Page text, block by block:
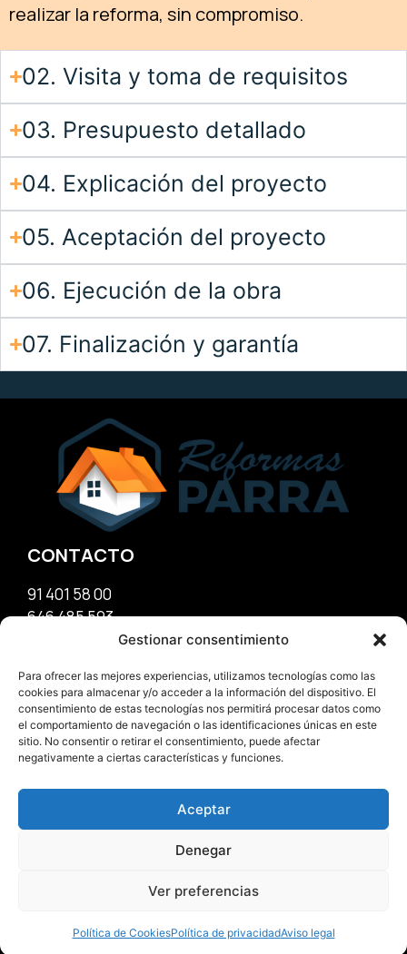
Gestionar consentimiento
Para ofrecer las mejores experiencias, utilizamos tecnologías como las
cookies para almacenar y/o acceder a la información del dispositivo. El
consentimiento de estas tecnologías nos permitirá procesar datos como
el comportamiento de navegación o las identificaciones únicas en este
sitio. No consentir o retirar el consentimiento, puede afectar
negativamente a ciertas características y funciones.
Aceptar
Denegar
Ver preferencias
Política de CookiesPolítica de privacidadAviso legal
realizar la reforma, sin compromiso.
02. Visita y toma de requisitos
03. Presupuesto detallado
04. Explicación del proyecto
05. Aceptación del proyecto
06. Ejecución de la obra
07. Finalización y garantía
CONTACTO
91 401 58 00
646 485 593
info@reformasparra.com
OFICINA
C/Francisco Silvela, 27
Madrid – España
© Copyright 2026.